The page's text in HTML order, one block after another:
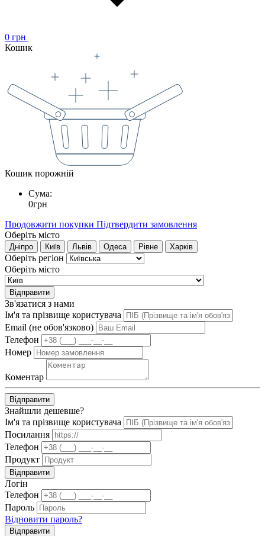
0 грн
Кошик
Кошик порожній
Сума:
0грн
Продовжити покупки Підтвердити замовлення
Оберіть місто
Дніпро Київ Львів Одеса Рівне Харків
Оберіть регіон
Оберіть місто
Відправити
Зв'язатися з нами
Ім'я та прізвище користувача
Email (не обов'язково)
Телефон
Номер
Коментар
Відправити
Знайшли дешевше?
Ім'я та прізвище користувача
Посилання
Телефон
Продукт
Відправити
Логін
Телефон
Пароль
Відновити пароль?
Відправити